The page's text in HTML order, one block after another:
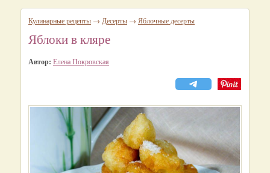
Кулинарные рецепты → Десерты → Яблочные десерты
Яблоки в кляре
Автор: Елена Покровская